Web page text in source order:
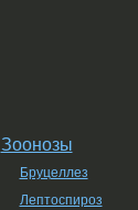
Зоонозы
Бруцеллез
Лептоспироз